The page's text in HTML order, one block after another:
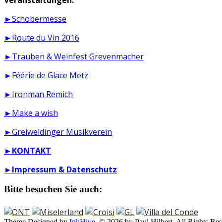
►Schobermesse
►Route du Vin 2016
►Trauben & Weinfest Grevenmacher
►Féérie de Glace Metz
►Ironman Remich
►Make a wish
►Greiweldinger Musikverein
►KONTAKT
►Impressum & Datenschutz
Bitte besuchen Sie auch: